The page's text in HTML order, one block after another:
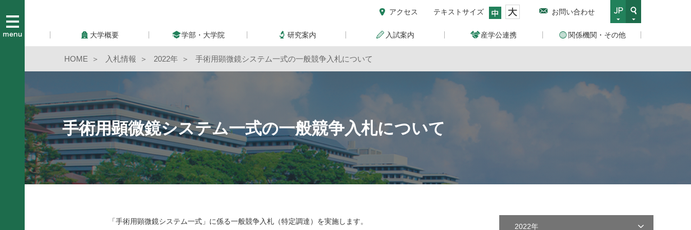
アクセス テキストサイズ お問い合わせ
大学概要 学部・大学院 研究案内 入試案内 産学公連携 関係機関・その他
HOME 入札情報 2022年 手術用顕微鏡システム一式の一般競争入札について
手術用顕微鏡システム一式の一般競争入札について
「手術用顕微鏡システム一式」に係る一般競争入札（特定調達）を実施します。
2022年